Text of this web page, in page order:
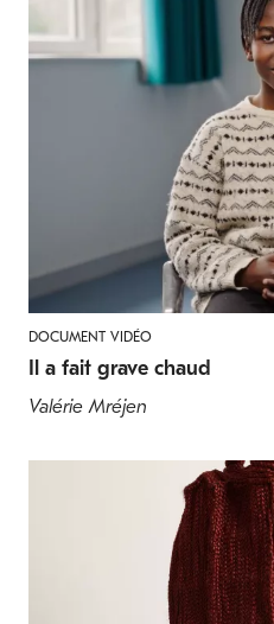
DOCUMENT VIDÉO
Il a fait grave chaud
Valérie Mréjen